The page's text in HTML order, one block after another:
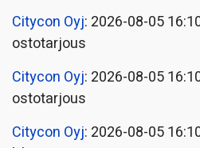
Citycon Oyj: 2026-08-05
ostotarjous
Citycon Oyj: 2026-08-05
ostotarjous
Citycon Oyj: 2026-08-05